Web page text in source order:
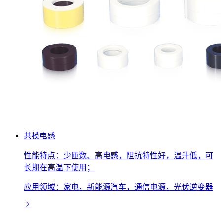
共模电感
性能特点：少匝数、高电感，阻抗特性好，温升低，可
长期在高温下使用；
应用领域：家电，新能源汽车，通信电源，光伏逆变器